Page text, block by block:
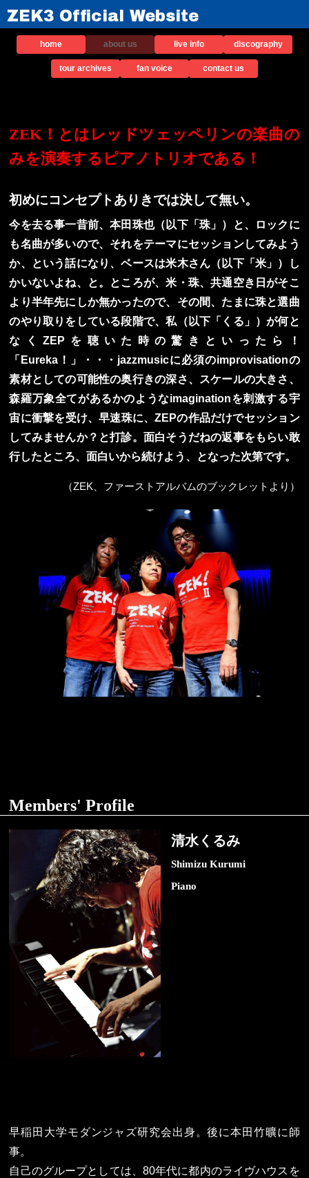
ZEK3 Official Website
home about us live info discography
tour archives fan voice contact us
ZEK！とはレッドツェッペリンの楽曲の
みを演奏するピアノトリオである！
初めにコンセプトありきでは決して無い。
今を去る事一昔前、本田珠也（以下「珠」）と、ロックに
も名曲が多いので、それをテーマにセッションしてみよう
か、という話になり、ベースは米木さん（以下「米」）し
かいないよね、と。ところが、米・珠、共通空き日がそこ
より半年先にしか無かったので、その間、たまに珠と選曲
のやり取りをしている段階で、私（以下「くる」）が何と
なくZEPを聴いた時の驚きといったら！
「Eureka！」・・・jazzmusicに必須のimprovisationの
素材としての可能性の奥行きの深さ、スケールの大きさ、
森羅万象全てがあるかのようなimaginationを刺激する宇
宙に衝撃を受け、早速珠に、ZEPの作品だけでセッション
してみませんか？と打診。面白そうだねの返事をもらい敢
行したところ、面白いから続けよう、となった次第です。
（ZEK、ファーストアルバムのブックレットより）
Members' Profile
清水くるみ
Shimizu Kurumi
Piano
早稲田大学モダンジャズ研究会出身。後に本田竹曠に師
事。
自己のグループとしては、80年代に都内のライヴハウスを